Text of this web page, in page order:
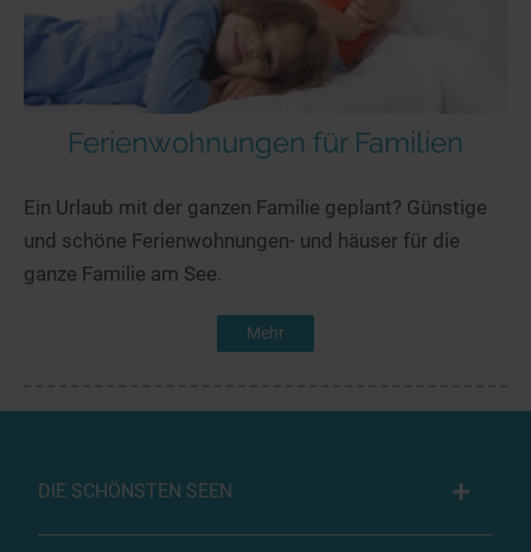
Ferienwohnungen für Familien
Ein Urlaub mit der ganzen Familie geplant? Günstige
und schöne Ferienwohnungen- und häuser für die
ganze Familie am See.
Mehr
DIE SCHÖNSTEN SEEN